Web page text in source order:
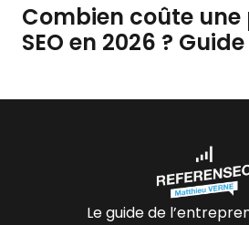
Combien coûte
SEO en 2026 ?
Le guide de